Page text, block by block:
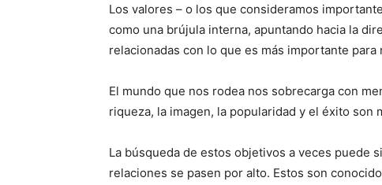
Los valores – o los que consideramos
como una brújula interna, apuntando hacia la
relacionadas con lo que es más importante
El mundo que nos rodea nos sobrecarga con
riqueza, la imagen, la popularidad y el éxito
La búsqueda de estos objetivos a veces puede
relaciones se pasen por alto. Estos son